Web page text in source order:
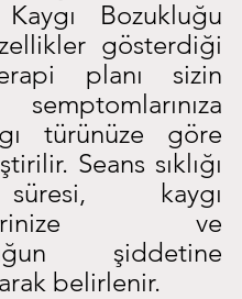
Kaygı Bozukluğu
gösterdiği
planı sizin
semptomlarınıza
türünüze göre
Seans sıklığı
kaygı
ve
şiddetine
belirlenir.